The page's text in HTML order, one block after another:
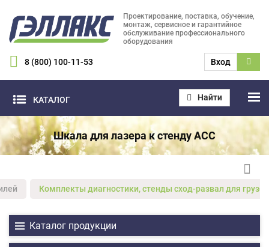
Проектирование, поставка, обучение,
монтаж, сервисное и гарантийное
обслуживание профессионального
оборудования
8 (800) 100-11-53 Вход
КАТАЛОГ Найти
Шкала для лазера к стенду ACC
Комплекты диагностики, стенды сход-развал для
Каталог продукции